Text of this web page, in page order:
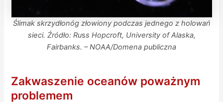
Ślimak skrzydłonóg złowiony podczas jednego z holowań
sieci. Źródło: Russ Hopcroft, University of Alaska,
Fairbanks. – NOAA/Domena publiczna
Zakwaszenie oceanów poważnym
problemem